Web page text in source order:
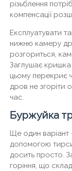
різьблення
компенсації
Експлуатувати
нижню камеру
розгориться,
Заглушає кришка
цьому перекриє
дров не згоріти
час.
Буржуйка
Ще один варіант -
допомогою
досить просто.
горіння, що